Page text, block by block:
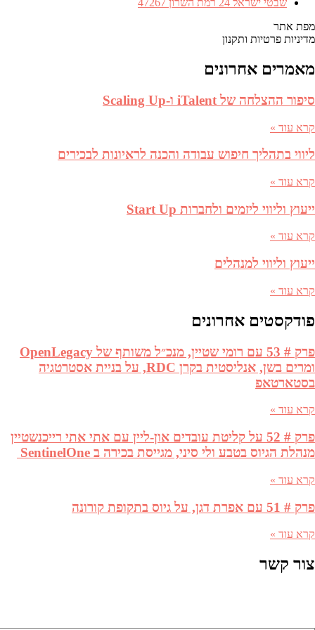
שבטי ישראל 24 רמת השרון 47267
מפת אתר
מדיניות פרטיות ותקנון
מאמרים אחרונים
סיפור ההצלחה של iTalent ו-Scaling Up
קרא עוד »
ליווי בתהליך חיפוש עבודה והכנה לראיונות לבכירים
קרא עוד »
ייעוץ וליווי ליזמים ולחברות Start Up
קרא עוד »
ייעוץ וליווי למנהלים
קרא עוד »
פודקסטים אחרונים
פרק # 53 עם רומי שטיין, מנכ״ל משותף של OpenLegacy
ומרים בשן, אנליסטית בקרן RDC, על בניית אסטרטגיה
בסטארטאפ
קרא עוד »
פרק # 52 על קליטת עובדים און-ליין עם אתי אתי רייכנשטיין
מנהלת הגיוס בטבע ולי סיני, מגייסת בכירה ב SentinelOne
קרא עוד »
פרק # 51 עם אפרת דגן, על גיוס בתקופת קורונה
קרא עוד »
צור קשר